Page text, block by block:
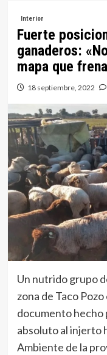
Interior
Fuerte
ganaderos:
mapa que
18 septiembre, 2022
Un nutrido grupo
zona de Taco
documento hecho
absoluto al injerto
Ambiente de la